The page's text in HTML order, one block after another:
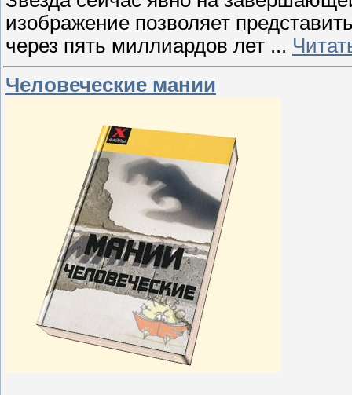
изображение позволяет
через пять миллиардов лет ...
Человеческие мании